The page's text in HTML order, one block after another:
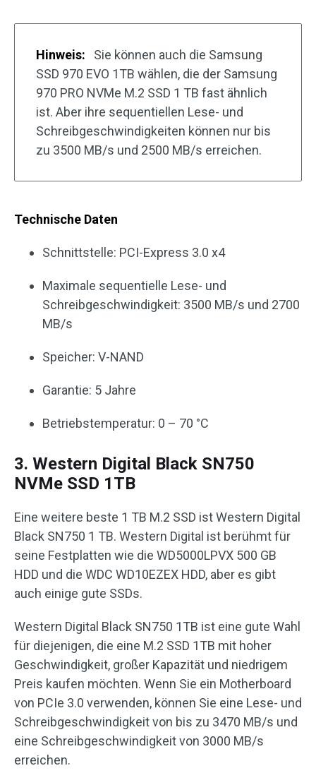
Hinweis:
Sie können auch die Samsung
SSD 970 EVO 1TB wählen, die der Samsung
970 PRO NVMe M.2 SSD 1 TB fast ähnlich
ist. Aber ihre sequentiellen Lese- und
Schreibgeschwindigkeiten können nur bis
zu 3500 MB/s und 2500 MB/s erreichen.
Technische Daten
Schnittstelle: PCI-Express 3.0 x4
Maximale sequentielle Lese- und
Schreibgeschwindigkeit: 3500 MB/s und 2700
MB/s
Speicher: V-NAND
Garantie: 5 Jahre
Betriebstemperatur: 0 – 70 °C
3. Western Digital Black SN750
NVMe SSD 1TB
Eine weitere beste 1 TB M.2 SSD ist Western Digital
Black SN750 1 TB. Western Digital ist berühmt für
seine Festplatten wie die WD5000LPVX 500 GB
HDD und die WDC WD10EZEX HDD, aber es gibt
auch einige gute SSDs.
Western Digital Black SN750 1TB ist eine gute Wahl
für diejenigen, die eine M.2 SSD 1TB mit hoher
Geschwindigkeit, großer Kapazität und niedrigem
Preis kaufen möchten. Wenn Sie ein Motherboard
von PCIe 3.0 verwenden, können Sie eine Lese- und
Schreibgeschwindigkeit von bis zu 3470 MB/s und
eine Schreibgeschwindigkeit von 3000 MB/s
erreichen.